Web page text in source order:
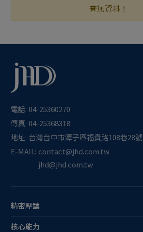
查無資料！
電話: 04-25360270
傳真: 04-25368318
地址: 台灣台中市潭子區福貴路108巷28號
E-MAIL: contact@jhd.com.tw
jhd@jhd.com.tw
精密壓鑄
核心能力